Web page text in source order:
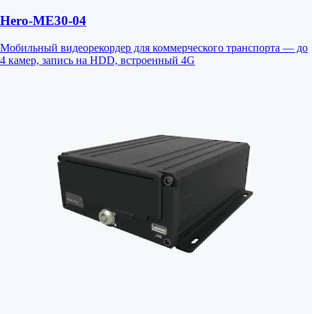
Hero-ME30-04
Мобильный видеорекордер для коммерческого транспорта — до
4 камер, запись на HDD, встроенный 4G